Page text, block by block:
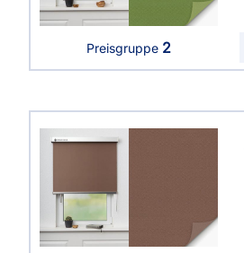
Preisgruppe 2